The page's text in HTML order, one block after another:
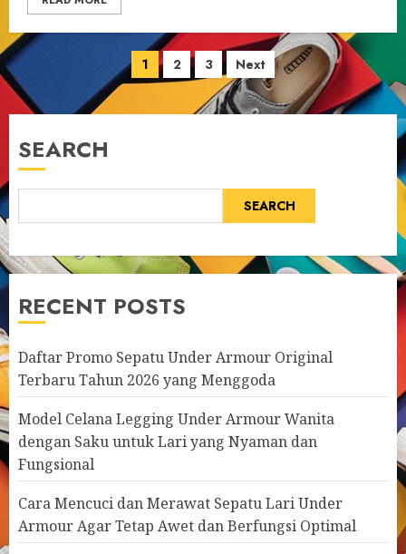
Posts
pagination
1 2 3 Next
SEARCH
SEARCH
RECENT POSTS
Daftar Promo Sepatu Under Armour Original
Terbaru Tahun 2026 yang Menggoda
Model Celana Legging Under Armour Wanita
dengan Saku untuk Lari yang Nyaman dan
Fungsional
Cara Mencuci dan Merawat Sepatu Lari Under
Armour Agar Tetap Awet dan Berfungsi Optimal